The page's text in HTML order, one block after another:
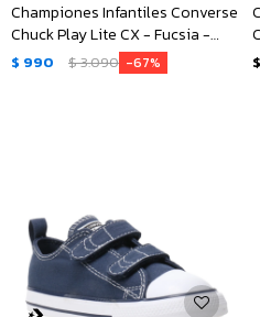
Championes Infantiles Converse
Chuck Play Lite CX - Fucsia -
Blanco
$ 990 $3.090 67 $